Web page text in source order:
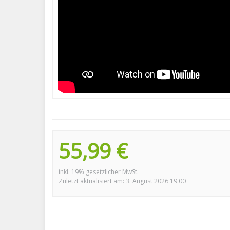
55,99 €
inkl. 19% gesetzlicher MwSt.
Zuletzt aktualisiert am: 3. August 2026 19:00